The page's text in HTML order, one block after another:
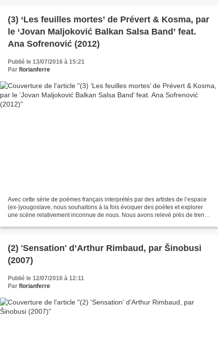
(3) ‘Les feuilles mortes’ de Prévert & Kosma, par
le ‘Jovan Maljoković Balkan Salsa Band’ feat.
Ana Sofrenović (2012)
Publié le 13/07/2016 à 15:21
Par florianferre
Avec cette série de poèmes français interprétés par des artistes de l’espace
(ex-)yougoslave, nous souhaitons à la fois évoquer des poètes et explorer
une scène relativement inconnue de nous. Nous avons relevé près de trente
(2) 'Sensation' d’Arthur Rimbaud, par Šinobusi
(2007)
Publié le 12/07/2016 à 12:11
Par florianferre